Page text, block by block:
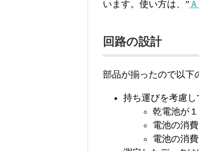
います。使い方は、”
回路の設計
部品が揃ったので以下
持ち運びを考慮し
乾電池が
電池の消
電池の消